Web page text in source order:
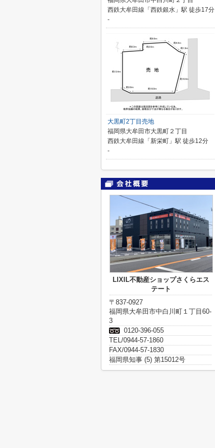
西鉄大牟田線「西鉄銀水」駅 徒歩17分
-
大黒町2丁目売地
福岡県大牟田市大黒町２丁目
西鉄大牟田線「新栄町」駅 徒歩12分
-
LIXIL不動産ショップさくらエス
テート
〒837-0927
福岡県大牟田市中白川町１丁目60-
3
0120-396-055
TEL/0944-57-1860
FAX/0944-57-1830
福岡県知事 (5) 第15012号